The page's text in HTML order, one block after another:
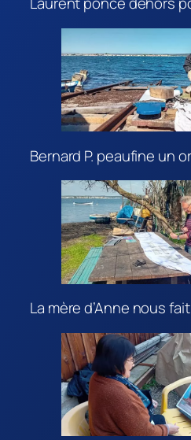
Bernard P. peaufine un
La mère d’Anne nous